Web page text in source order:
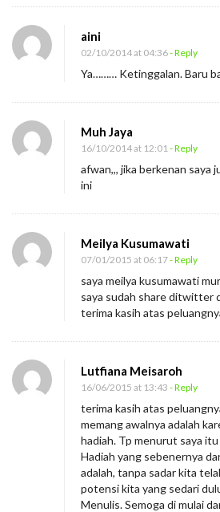
aini
02/10/2014 at 04:36- Reply
Ya……… Ketinggalan. Baru
Muh Jaya
16/10/2014 at 12:01- Reply
afwan,,, jika berkenan saya
ini
Meilya Kusumawati
07/01/2015 at 06:17- Reply
saya meilya kusumawati
saya sudah share ditwitter
terima kasih atas
Lutfiana Meisaroh
16/06/2015 at 13:43 - Reply
terima kasih atas
memang awalnya adalah
hadiah. Tp menurut saya itu
Hadiah yang sebenernya
adalah, tanpa sadar kita
potensi kita yang sedari
Menulis. Semoga di mulai